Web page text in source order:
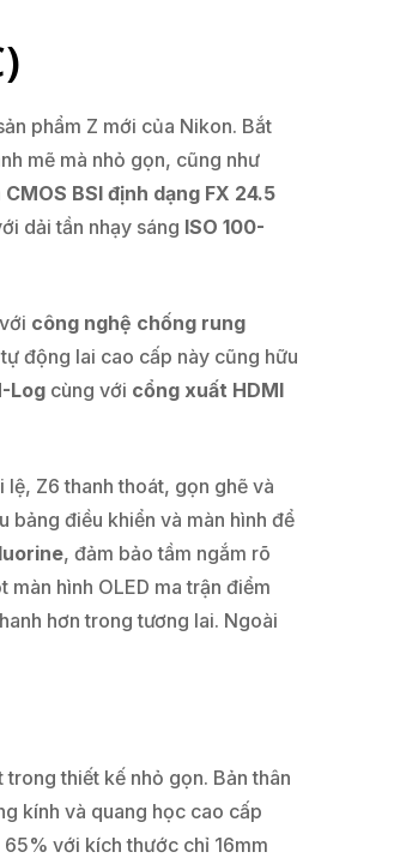
phẩm Z mới của Nikon. Bắt
mẽ mà nhỏ gọn, cũng như
CMOS BSI định dạng FX 24.5
dải tần nhạy sáng ISO 100-
công nghệ chống rung
động lai cao cấp này cũng hữu
Log cùng với cổng xuất HDMI
Z6 thanh thoát, gọn ghẽ và
bảng điều khiển và màn hình để
, đảm bảo tầm ngắm rõ
hình OLED ma trận điểm
hơn trong tương lai. Ngoài
thiết kế nhỏ gọn. Bản thân
kính và quang học cao cấp
với kích thước chỉ 16mm